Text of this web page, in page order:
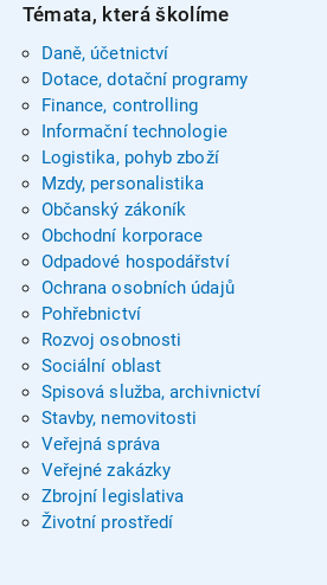
Témata, která školíme
Daně, účetnictví
Dotace, dotační programy
Finance, controlling
Informační technologie
Logistika, pohyb zboží
Mzdy, personalistika
Občanský zákoník
Obchodní korporace
Odpadové hospodářství
Ochrana osobních údajů
Pohřebnictví
Rozvoj osobnosti
Sociální oblast
Spisová služba, archivnictví
Stavby, nemovitosti
Veřejná správa
Veřejné zakázky
Zbrojní legislativa
Životní prostředí